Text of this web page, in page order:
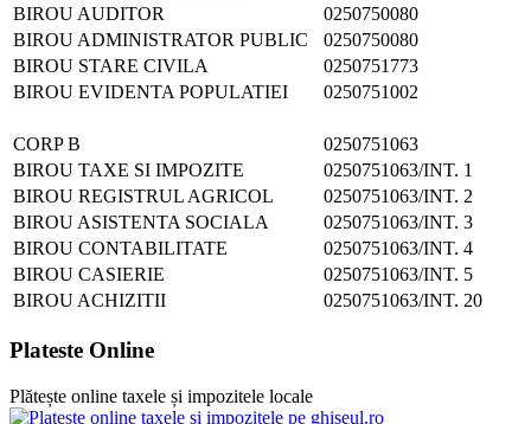
BIROU AUDITOR
0250750080
BIROU ADMINISTRATOR PUBLIC
0250750080
BIROU STARE CIVILA
0250751773
BIROU EVIDENTA POPULATIEI
0250751002
CORP B
0250751063
BIROU TAXE SI IMPOZITE
0250751063/INT. 1
BIROU REGISTRUL AGRICOL
0250751063/INT. 2
BIROU ASISTENTA SOCIALA
0250751063/INT. 3
BIROU CONTABILITATE
0250751063/INT. 4
BIROU CASIERIE
0250751063/INT. 5
BIROU ACHIZITII
0250751063/INT. 20
Plateste Online
Plătește online taxele și impozitele locale